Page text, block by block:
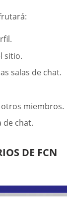
sitio.
salas de chat.
miembros.
de chat.
DE FCN